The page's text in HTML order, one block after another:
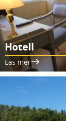
Hotell
Läs mer